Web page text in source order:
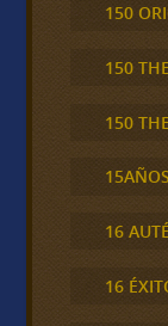
150
150
150
15AÑOS
16
16